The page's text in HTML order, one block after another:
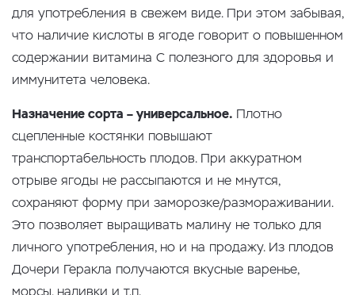
для употребления в свежем виде. При этом забывая,
что наличие кислоты в ягоде говорит о повышенном
содержании витамина С полезного для здоровья и
иммунитета человека.
Назначение сорта – универсальное. Плотно
сцепленные костянки повышают
транспортабельность плодов. При аккуратном
отрыве ягоды не рассыпаются и не мнутся,
сохраняют форму при заморозке/размораживании.
Это позволяет выращивать малину не только для
личного употребления, но и на продажу. Из плодов
Дочери Геракла получаются вкусные варенье,
морсы, наливки и т.п.